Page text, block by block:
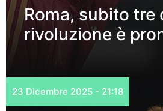
Roma, subito tre
rivoluzione è
23 Dicembre 2025 - 21:18